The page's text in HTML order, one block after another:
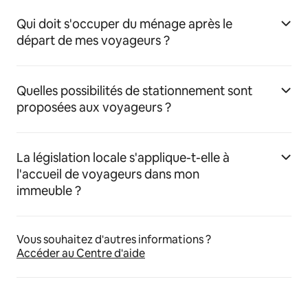
Qui doit s'occuper du ménage après le
départ de mes voyageurs ?
Quelles possibilités de stationnement sont
proposées aux voyageurs ?
La législation locale s'applique-t-elle à
l'accueil de voyageurs dans mon
immeuble ?
Vous souhaitez d'autres informations ?
Accéder au Centre d'aide